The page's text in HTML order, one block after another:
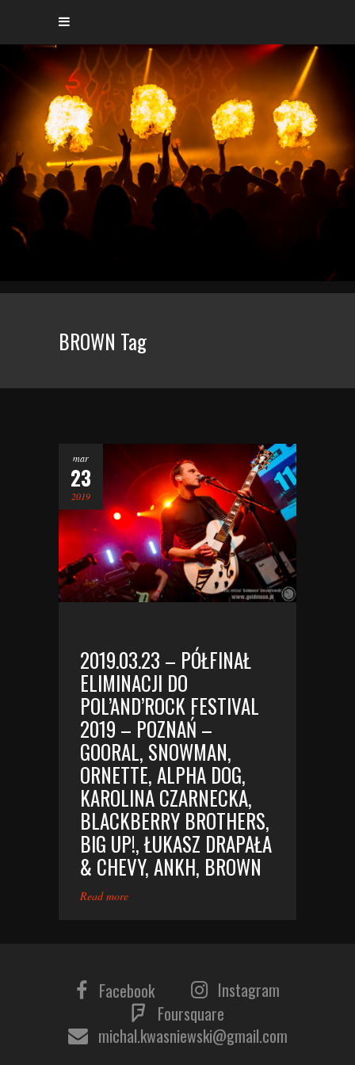
BROWN Tag
mar
23
2019
2019.03.23 – PÓŁFINAŁ
ELIMINACJI DO
POL’AND’ROCK FESTIVAL
2019 – POZNAŃ –
GOORAL, SNOWMAN,
ORNETTE, ALPHA DOG,
KAROLINA CZARNECKA,
BLACKBERRY BROTHERS,
BIG UP!, ŁUKASZ DRAPAŁA
& CHEVY, ANKH, BROWN
Read more
Facebook
Instagram
Foursquare
michal.kwasniewski@gmail.com